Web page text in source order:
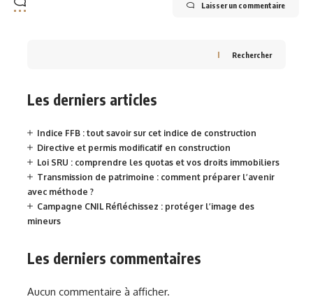
Laisser un commentaire
Rechercher
Les derniers articles
Indice FFB : tout savoir sur cet indice de construction
Directive et permis modificatif en construction
Loi SRU : comprendre les quotas et vos droits immobiliers
Transmission de patrimoine : comment préparer l’avenir
avec méthode ?
Campagne CNIL Réfléchissez : protéger l’image des
mineurs
Les derniers commentaires
Aucun commentaire à afficher.